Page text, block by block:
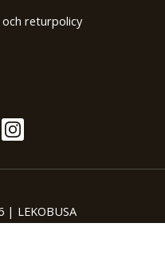
returpolicy
| LEKOBUSA